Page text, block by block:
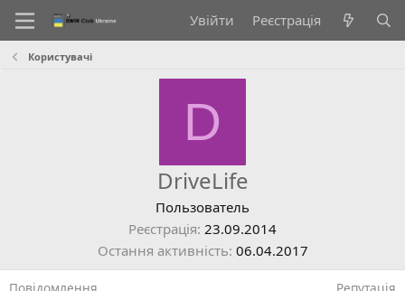
Увійти Реєстрація
Користувачі
D
DriveLife
Пользователь
Реєстрація 23.09.2014
Остання активність 06.04.2017